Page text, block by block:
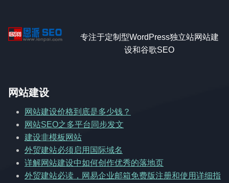
专注于定制型WordPress独立站网站建
设和谷歌SEO
网站建设
网站建设价格到底是多少钱？
网站SEO之多平台同步发文
建设非模板网站
外贸建站必须启用国际域名
详解网站建设中如何创作优秀的落地页
外贸建站必读，网易企业邮箱免费版注册和使用详细指